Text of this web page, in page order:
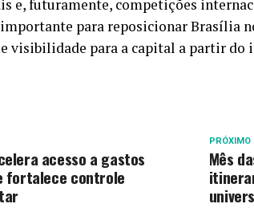
e, futuramente, competições
para reposicionar Brasília
visibilidade para a capital a partir
PRÓXIMO
Mês
acesso a gastos
fortalece controle